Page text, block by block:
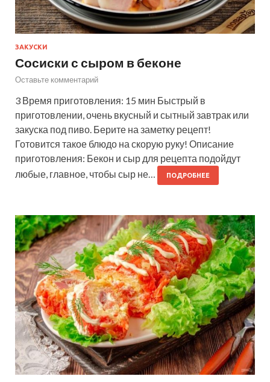
ЗАКУСКИ
Сосиски с сыром в беконе
Оставьте комментарий
3 Время приготовления: 15 мин Быстрый в
приготовлении, очень вкусный и сытный завтрак или
закуска под пиво. Берите на заметку рецепт!
Готовится такое блюдо на скорую руку! Описание
приготовления: Бекон и сыр для рецепта подойдут
любые, главное, чтобы сыр не…
ПОДРОБНЕЕ